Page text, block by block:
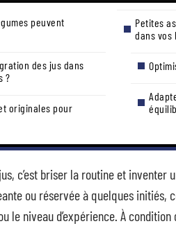
peuvent
des jus dans
?
originales pour
Petites
dans vos
c’est briser la routine et inventer
ou réservée à quelques initiés,
le niveau d’expérience. À